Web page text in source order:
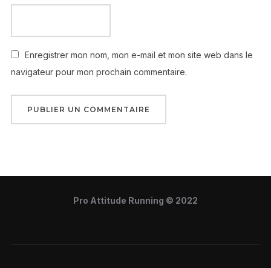
Enregistrer mon nom, mon e-mail et mon site web dans le
navigateur pour mon prochain commentaire.
Pro Attitude Running © 2022